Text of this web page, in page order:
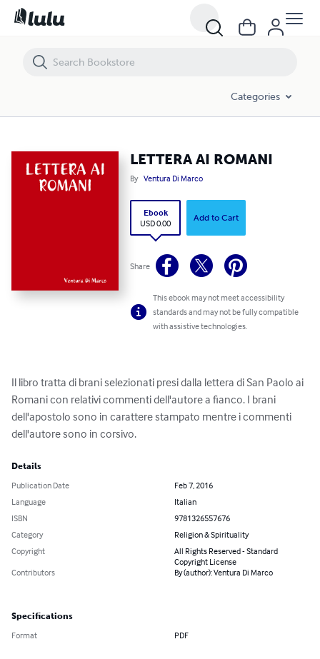
Categories
LETTERA AI ROMANI
By Ventura Di Marco
Ebook
USD 0.00
Add to Cart
Share
This ebook may not meet accessibility
standards and may not be fully compatible
with assistive technologies.
Il libro tratta di brani selezionati presi dalla lettera di San Paolo ai
Romani con relativi commenti dell'autore a fianco. I brani
dell'apostolo sono in carattere stampato mentre i commenti
dell'autore sono in corsivo.
Details
Publication Date
Feb 7, 2016
Language
Italian
ISBN
9781326557676
Category
Religion & Spirituality
Copyright
All Rights Reserved - Standard
Copyright License
Contributors
By (author): Ventura Di Marco
Specifications
Format PDF
LETTERA AI ROMANI